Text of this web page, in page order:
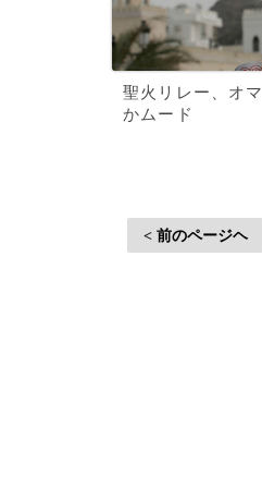
聖火リレー、オ
かムード
< 前のページヘ